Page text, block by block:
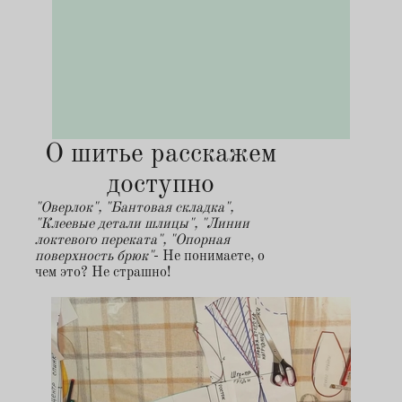
О шитье расскажем
доступно
"Оверлок", "Бантовая складка",
"Клеевые детали шлицы", "Линии
локтевого переката", "Опорная
поверхность брюк"- Не понимаете, о
чем это? Не страшно!